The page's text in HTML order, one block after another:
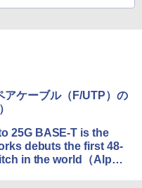
ケーブル（F/UTP）の
25G BASE-T is the
debuts the first 48-
in the world（Alpha